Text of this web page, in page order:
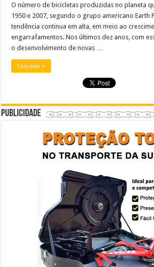
O número de bicicletas produzidas no planeta
1950 e 2007, segundo o grupo americano Earth
tendência continua em alta, em meio ao
engarrafamentos. Nos últimos dez anos, com
o desenvolvimento de novas …
Leia mais »
Publicidade